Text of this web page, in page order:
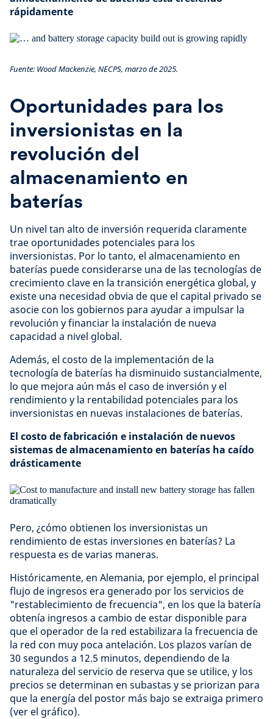
rápidamente
Fuente: Wood Mackenzie, NECPS, marzo de 2025.
Oportunidades para los
inversionistas en la
revolución del
almacenamiento en
baterías
Un nivel tan alto de inversión requerida claramente
trae oportunidades potenciales para los
inversionistas. Por lo tanto, el almacenamiento en
baterías puede considerarse una de las tecnologías de
crecimiento clave en la transición energética global, y
existe una necesidad obvia de que el capital privado se
asocie con los gobiernos para ayudar a impulsar la
revolución y financiar la instalación de nueva
capacidad a nivel global.
Además, el costo de la implementación de la
tecnología de baterías ha disminuido sustancialmente,
lo que mejora aún más el caso de inversión y el
rendimiento y la rentabilidad potenciales para los
inversionistas en nuevas instalaciones de baterías.
El costo de fabricación e instalación de nuevos
sistemas de almacenamiento en baterías ha caído
drásticamente
Pero, ¿cómo obtienen los inversionistas un
rendimiento de estas inversiones en baterías? La
respuesta es de varias maneras.
Históricamente, en Alemania, por ejemplo, el principal
flujo de ingresos era generado por los servicios de
"restablecimiento de frecuencia", en los que la batería
obtenía ingresos a cambio de estar disponible para
que el operador de la red estabilizara la frecuencia de
la red con muy poca antelación. Los plazos varían de
30 segundos a 12.5 minutos, dependiendo de la
naturaleza del servicio de reserva que se utilice, y los
precios se determinan en subastas y se priorizan para
que la energía del postor más bajo se extraiga primero
(ver el gráfico).